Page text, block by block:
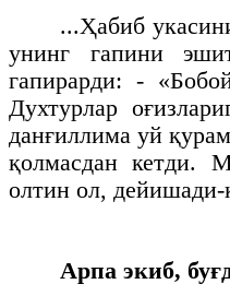
...Ҳабиб
унинг гапини
гапирарди: -
Духтурлар
данғиллима уй
қолмасдан кетди.
олтин ол, дейишади-
Арпа экиб,